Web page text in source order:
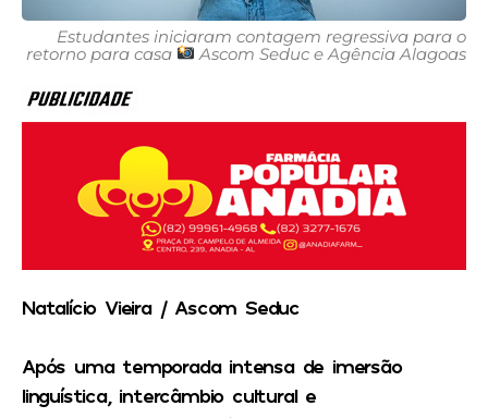
Estudantes iniciaram contagem regressiva para o
retorno para casa
Ascom Seduc e Agência Alagoas
Natalício Vieira / Ascom Seduc
Após uma temporada intensa de imersão
linguística, intercâmbio cultural e